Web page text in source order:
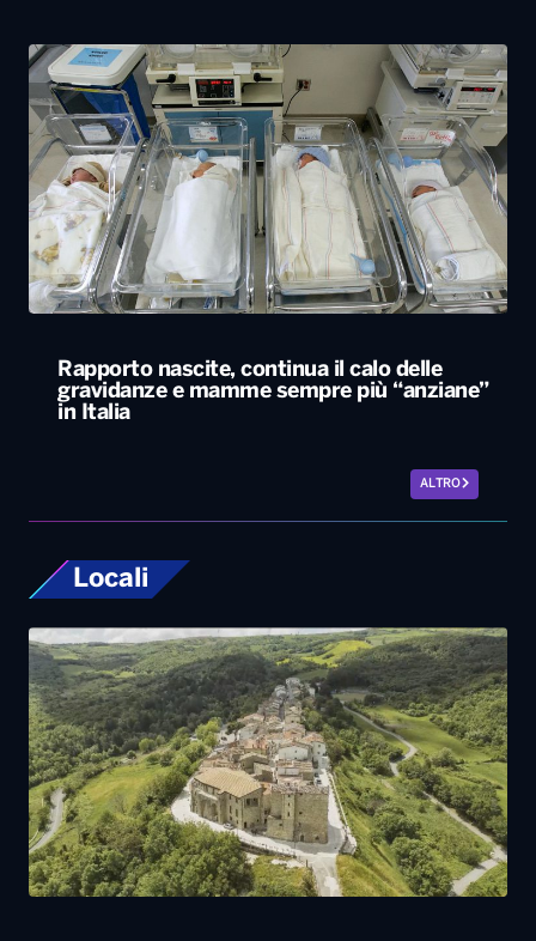
Rapporto nascite, continua il calo delle
gravidanze e mamme sempre più “anziane”
in Italia
ALTRO
Locali